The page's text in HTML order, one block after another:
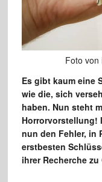
Foto von
Es gibt kaum eine
wie die, sich
haben. Nun steht
Horrorvorstellung!
nun den Fehler, in
erstbesten
ihrer Recherche